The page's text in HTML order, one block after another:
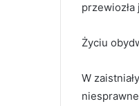
Życiu
W